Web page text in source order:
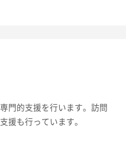
門的支援を行います。訪問
援も行っています。